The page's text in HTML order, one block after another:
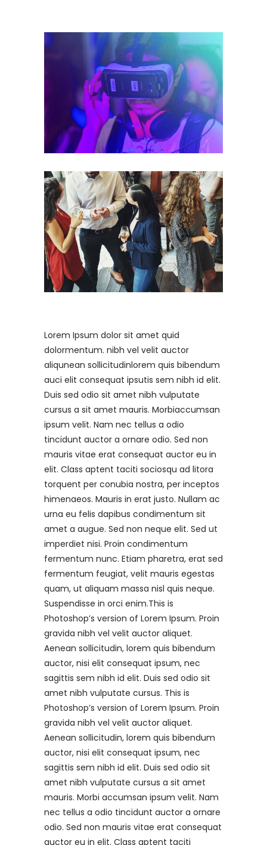
Lorem Ipsum dolor sit amet quid
dolormentum. nibh vel velit auctor
aliqunean sollicitudinlorem quis bibendum
auci elit consequat ipsutis sem nibh id elit.
Duis sed odio sit amet nibh vulputate
cursus a sit amet mauris. Morbiaccumsan
ipsum velit. Nam nec tellus a odio
tincidunt auctor a ornare odio. Sed non
mauris vitae erat consequat auctor eu in
elit. Class aptent taciti sociosqu ad litora
torquent per conubia nostra, per inceptos
himenaeos. Mauris in erat justo. Nullam ac
urna eu felis dapibus condimentum sit
amet a augue. Sed non neque elit. Sed ut
imperdiet nisi. Proin condimentum
fermentum nunc. Etiam pharetra, erat sed
fermentum feugiat, velit mauris egestas
quam, ut aliquam massa nisl quis neque.
Suspendisse in orci enim.This is
Photoshop’s version of Lorem Ipsum. Proin
gravida nibh vel velit auctor aliquet.
Aenean sollicitudin, lorem quis bibendum
auctor, nisi elit consequat ipsum, nec
sagittis sem nibh id elit. Duis sed odio sit
amet nibh vulputate cursus. This is
Photoshop’s version of Lorem Ipsum. Proin
gravida nibh vel velit auctor aliquet.
Aenean sollicitudin, lorem quis bibendum
auctor, nisi elit consequat ipsum, nec
sagittis sem nibh id elit. Duis sed odio sit
amet nibh vulputate cursus a sit amet
mauris. Morbi accumsan ipsum velit. Nam
nec tellus a odio tincidunt auctor a ornare
odio. Sed non mauris vitae erat consequat
auctor eu in elit. Class aptent taciti